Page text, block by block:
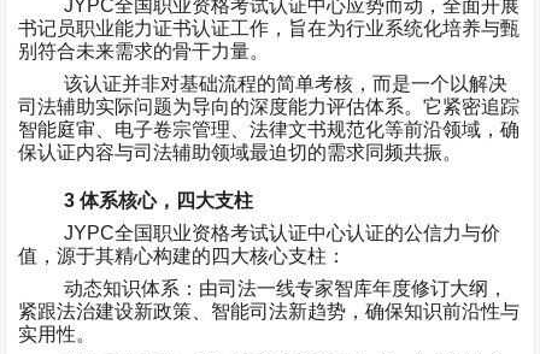
JYPC全国职业资格考试认证中心应势而动，全面开展
书记员职业能力证书认证工作，旨在为行业系统化培养与甄
别符合未来需求的骨干力量。
该认证并非对基础流程的简单考核，而是一个以解决
司法辅助实际问题为导向的深度能力评估体系。它紧密追踪
智能庭审、电子卷宗管理、法律文书规范化等前沿领域，确
保认证内容与司法辅助领域最迫切的需求同频共振。
3 体系核心，四大支柱
JYPC全国职业资格考试认证中心认证的公信力与价
值，源于其精心构建的四大核心支柱：
动态知识体系：由司法一线专家智库年度修订大纲，
紧跟法治建设新政策、智能司法新趋势，确保知识前沿性与
实用性。